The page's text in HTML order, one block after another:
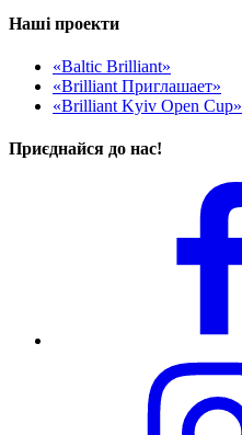
Наші проекти
«Baltic Brilliant»
«Brilliant Приглашает»
«Brilliant Kyiv Open Cup»
Приєднайся до нас!